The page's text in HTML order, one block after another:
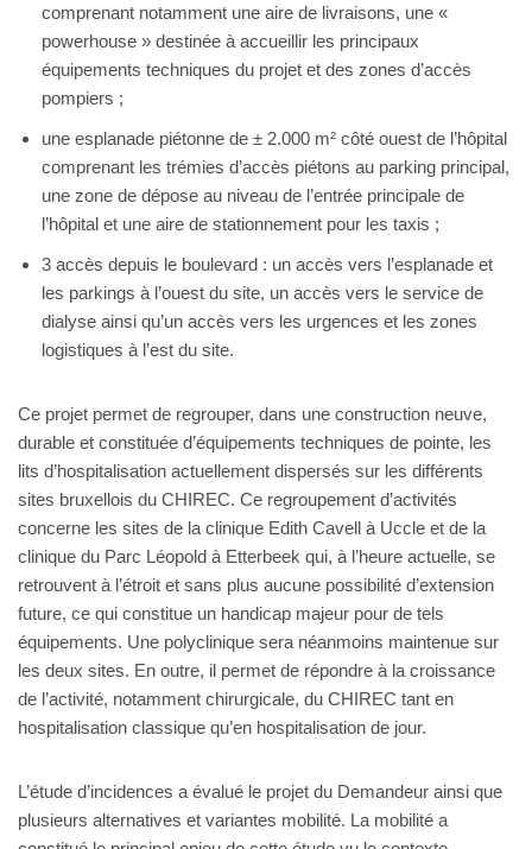
comprenant notamment une aire de livraisons, une «
powerhouse » destinée à accueillir les principaux
équipements techniques du projet et des zones d’accès
pompiers ;
une esplanade piétonne de ± 2.000 m² côté ouest de l’hôpital
comprenant les trémies d’accès piétons au parking principal,
une zone de dépose au niveau de l’entrée principale de
l’hôpital et une aire de stationnement pour les taxis ;
3 accès depuis le boulevard : un accès vers l’esplanade et
les parkings à l’ouest du site, un accès vers le service de
dialyse ainsi qu’un accès vers les urgences et les zones
logistiques à l’est du site.
Ce projet permet de regrouper, dans une construction neuve,
durable et constituée d’équipements techniques de pointe, les
lits d’hospitalisation actuellement dispersés sur les différents
sites bruxellois du CHIREC. Ce regroupement d’activités
concerne les sites de la clinique Edith Cavell à Uccle et de la
clinique du Parc Léopold à Etterbeek qui, à l’heure actuelle, se
retrouvent à l’étroit et sans plus aucune possibilité d’extension
future, ce qui constitue un handicap majeur pour de tels
équipements. Une polyclinique sera néanmoins maintenue sur
les deux sites. En outre, il permet de répondre à la croissance
de l’activité, notamment chirurgicale, du CHIREC tant en
hospitalisation classique qu’en hospitalisation de jour.
L’étude d’incidences a évalué le projet du Demandeur ainsi que
plusieurs alternatives et variantes mobilité. La mobilité a